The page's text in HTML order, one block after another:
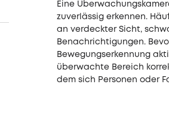
Eine
zuverlässig erkennen.
an verdeckter Sicht,
Benachrichtigungen.
Bewegungserkennung
überwachte Bereich
dem sich Personen oder